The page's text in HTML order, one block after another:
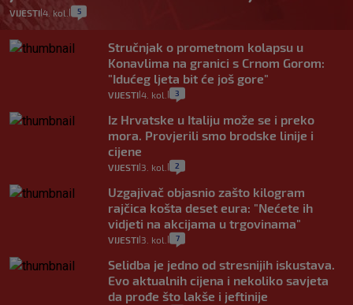
VIJESTI|4. kol. 5
Stručnjak o prometnom kolapsu u
Konavlima na granici s Crnom Gorom:
"Idućeg ljeta bit će još gore"
VIJESTI 4. kol. 3
Iz Hrvatske u Italiju može se i preko
mora. Provjerili smo brodske linije i
cijene
VIJESTI 3. kol. 2
Uzgajivač objasnio zašto kilogram
rajčica košta deset eura: "Nećete ih
vidjeti na akcijama u trgovinama"
VIJESTI 3. kol. 7
Selidba je jedno od stresnijih iskustava.
Evo aktualnih cijena i nekoliko savjeta
da prođe što lakše i jeftinije